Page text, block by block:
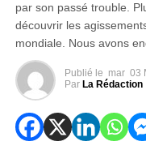
par son passé trouble.
découvrir les
mondiale. Nous avons
Publié le mar 03
Par La Rédaction